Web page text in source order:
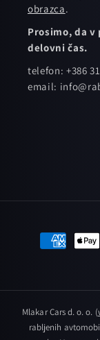
obrazca.
Prosimo, da
delovni čas.
telefon: +386 31
email:
Načini
plačila
Mlakar Cars d. o. o. (
rabljenih